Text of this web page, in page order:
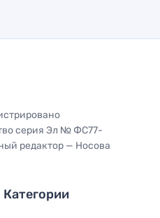
серия Эл № ФС77-
редактор — Носова
Категории